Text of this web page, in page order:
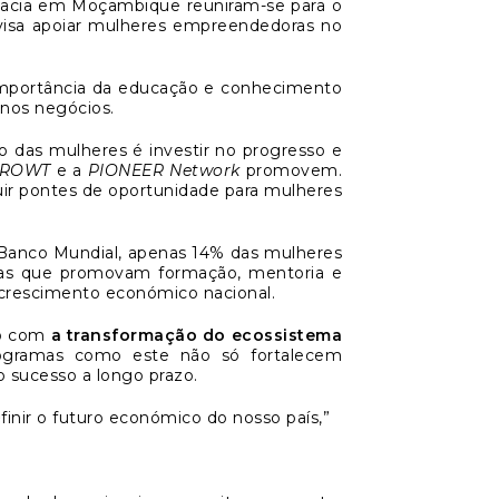
em Moçambique reuniram-se para o
apoiar mulheres empreendedoras no
da educação e conhecimento
negócios.
das mulheres é investir no progresso e
e a PIONEER Network promovem.
pontes de oportunidade para mulheres
Mundial, apenas 14% das mulheres
que promovam formação, mentoria e
económico nacional.
com a transformação do ecossistema
como este não só fortalecem
a longo prazo.
o futuro económico do nosso país,”